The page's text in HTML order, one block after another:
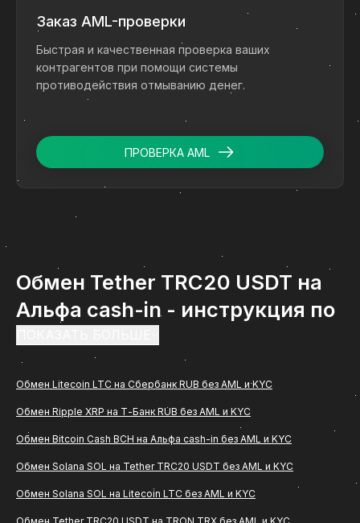
Заказ AML-проверки
Быстрая и качественная проверка ваших
контрагентов при помощи системы
противодействия отмыванию денег.
ПРОВЕРКА AML
Обмен Tether TRC20 USDT на
Альфа cash-in - инструкция по
востребованное направление среди
пользователей, которым важно быстро и удобно
перевести цифровые активы в рубли с
зачислением на банковскую карту. Если вам
нужна понятная инструкция, как проходит обмен
Обмен Litecoin LTC на Сбербанк RUB без AML и KYC
Обмен Ripple XRP на Т-Банк RUB без AML и KYC
Обмен Bitcoin Cash BCH на Альфа cash-in без AML и KYC
Обмен Solana SOL на Tether TRC20 USDT без AML и KYC
Обмен Solana SOL на Litecoin LTC без AML и KYC